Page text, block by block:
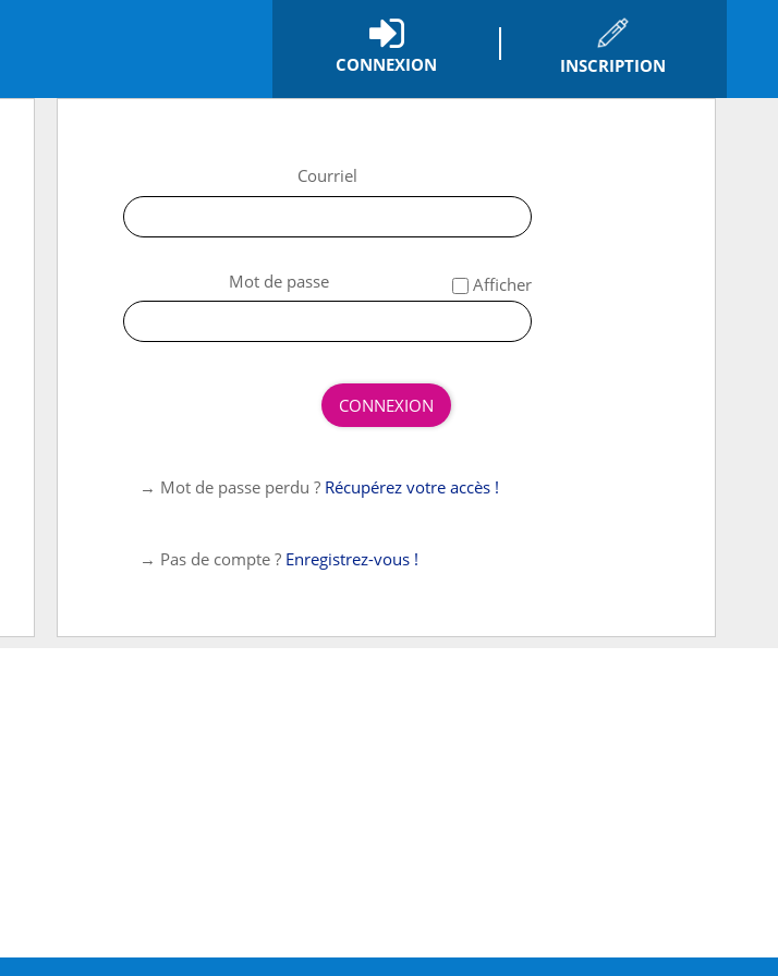
CONNEXION INSCRIPTION
Courriel
*
Mot de passe Afficher
CONNEXION
→ Mot de passe perdu ? Récupérez votre accès !
→ Pas de compte ? Enregistrez-vous !